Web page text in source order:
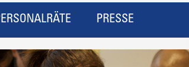
PRESSE